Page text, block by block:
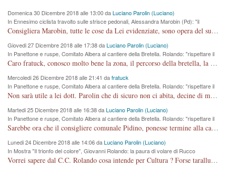
Domenica 30 Dicembre 2018 alle 13:00 daLuciano Parolin (Luciano)
In Ennesimo ciclista travolto sulle strisce pedonali, Alessandra Marobin (Pd): "il
Comune si svegli"
Consigliera Marobin, tutte le cose da Lei evidenziate, sono opera del suo ex Assessore e compagno di Partito Antonio Marco Dalla Pozza Assessore alla "progettazione" di piste ciclabili e altre porcherie. A lui manderei il conto da saldare per incidenti e danni alle persone. E' ora che "finiamola." Avete perso rassegnatevi. qui IL SINDACO RUCCO NON C'ENTRA PER NIENTE. CAPITO!!!!!!!! Amen.
Giovedi 27 Dicembre 2018 alle 17:38 daLuciano Parolin (Luciano)
In Panettone e ruspe, Comitato Albera al cantiere della Bretella. Rolando: "rispettare il
cronoprogramma"
Caro fratuck, conosco molto bene la zona, il percorso della bretella, la situazione dei cittadini, abito in Viale Trento. A partire dal 2003 ho partecipato al Comitato di Maddalene pro bretella, e a riunioni propositive per apportare modifiche al progetto. Numerose mie foto del territorio sono arrivate a Roma, altri miei interventi (non graditi dalla Sx) sono stati pubblicati dal GdV, assieme ad altri come Ciro Asproso, ora favorevole alla bretella. Ho partecipato alla raccolta firme per la chiusura della strada x 5 giorni eseguita dal Sindaco Hullwech per sforamento 180 Micro/g. Pertanto come impegno per la tematica sono apposto con la coscienza. Ora il Progetto è partito, fine! Voglio dire che la nuova Giunta "comunale" non c'entra più. L'opera sarà "malauguratamente" eseguita, ma non con il mio placet. Il Consigliere Comunale dovrebbe capire che la campagna elettorale è finita, con buona pace di tutti. Quello che invece dovrebbe interessare è la proprietà della strada, dall'uscita autostradale Ovest, sino alla Rotatoria dell'Albara, vi sono tre possessori: Autostrade SpA; La Provincia, il Comune. Come la mettiamo per il futuro ? I costi, da 50 sono saliti a 100 milioni di € come dire 20 milioni a KM (!) da non credere. Comunque si farà. Ma nessuno canti Vittoria, anzi meglio non farne un ulteriore fatto "partitico" per questioni elettorali o di seggio. Se mi manda la sua mail, sono disponibile ad inviare i documenti e le foto sopra descritte. Con ossequi, Luciano Parolin
Mercoledi 26 Dicembre 2018 alle 21:41 dafratuck
In Panettone e ruspe, Comitato Albera al cantiere della Bretella. Rolando: "rispettare il
cronoprogramma"
Non sarà utile a lei dott. Parolin che di sicuro non ci abita, decine di migliaia di TIR, automobili e padroncini che passano quotidianamente per una strada appena rotabile, non è più possibile stendere i panni, attraversare la strada senza rischiare la morte, le case stanno crepando, i tempi sono cambiati e la bretella non passerà assolutamente per maddalene (ma cosa sta a dire?!), dia invece responsabilità a chi ha costruito tagliando la strada che doveva invece terminare a isola vicentina e non al moracchino lasciando Motta di Costabissara ancora in panne di traffico. I tempi sono cambiati dottore e se l'anagrafe della vita stagna nell'essere umano impressioni conservatrici, la società non le considera perchè va avanti, si industrializza e ha bisogno di infrastrutture e di sviluppo. Ultima considerazione, se è geloso di Rolando perchè vede in lui solo campagne politiche mentre si difendono i SOLI diritti dei cittadini, la preghiamo faccia considerazioni più appropriate. Saluti e complimenti per i suoi scritti.
Martedi 25 Dicembre 2018 alle 16:38 daLuciano Parolin (Luciano)
In Panettone e ruspe, Comitato Albera al cantiere della Bretella. Rolando: "rispettare il
cronoprogramma"
Sarebbe ora che il consigliere comunale Pidino, ponesse termine alla campagna elettorale nel territorio del suo seggio Villaggio del Sole. La tiraca è iniziata, distruggerà 6 km di prateria ovest della città, ricca di fonti e sorgenti d'acqua. I cittadini di Maddalene non avranno più Pace la notte. Molta colpa per la costruzione di questa Strada è proprio del signor Rolando,dei suoi gazebo mobili e che vuol far passare questa opera VANDALICA come progetto "utile" a chi ? Non è cosa seria sig. Rolando!
Lunedi 24 Dicembre 2018 alle 14:06 daLuciano Parolin (Luciano)
In Mostra "Il trionfo del colore", Giovanni Rolando: la paura di volare di Rucco
Vorrei sapere dal C.C. Rolando cosa intende per Cultura ? Forse tarallucci, vino e sagre, o spaghetti tricolori del PD ? Il continuo (s)parlare della mostra a Palazzo Chiericati caro consigliere DANNEGGIA FORTEMENTE l'immagine della città TUTTA e fa deviare i consensi che in RUSSIA (badi bene ex U.R.S.S.) sono ECCELLENTI. A livello artistico l'evento è di alta Valenza culturale, COMPITO di Tutta la Cittadinanza fare il possibile per propagandare l'iniziativa senza farne UN CASO PARTITICO come fa Lei da sempre. Meno Gazebo + Partecipazione! E così sia. Amen.